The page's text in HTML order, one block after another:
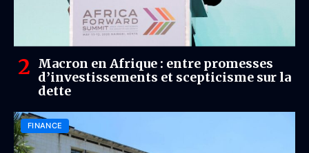
Macron en Afrique : entre promesses
d’investissements et scepticisme sur la
dette
FINANCE